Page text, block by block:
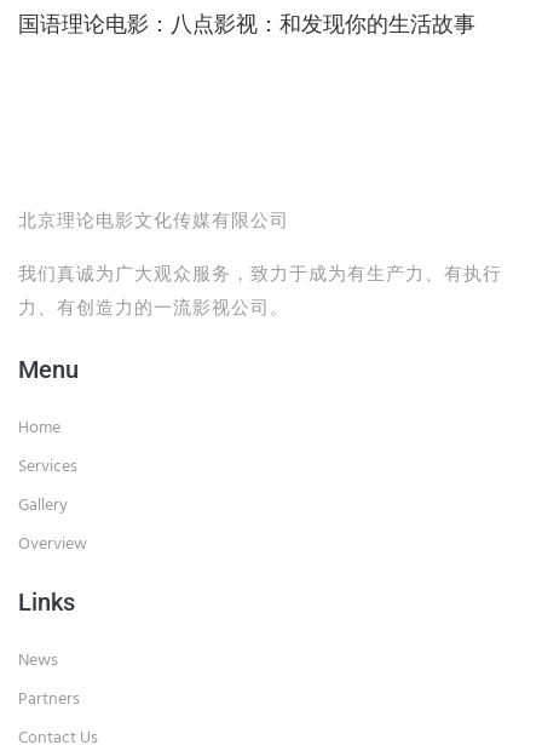
国语理论电影：八点影视：和发现你的生活故事
北京理论电影文化传媒有限公司
我们真诚为广大观众服务，致力于成为有生产力、有执行
力、有创造力的一流影视公司。
Menu
Home
Services
Gallery
Overview
Links
News
Partners
Contact Us